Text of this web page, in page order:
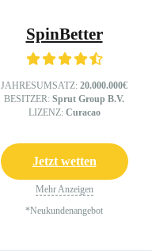
SpinBetter
JAHRESUMSATZ: 20.000.000€
BESITZER: Sprut Group B.V.
LIZENZ: Curacao
Jetzt wetten
Mehr Anzeigen
*Neukundenangebot